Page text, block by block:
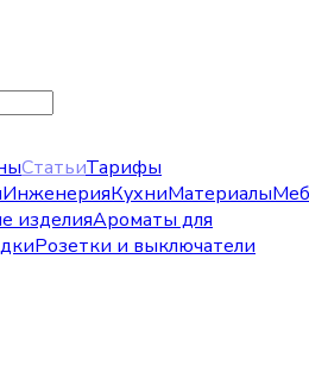
СтатьиТарифы
ИнженерияКухниМатериалы
изделияАроматы для
Розетки и выключатели